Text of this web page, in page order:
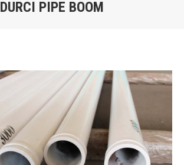
DURCI PIPE BOOM